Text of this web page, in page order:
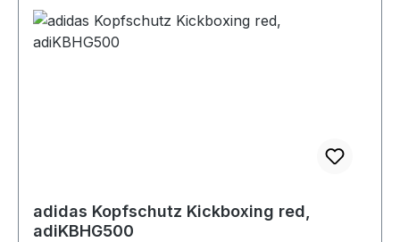
adidas Kopfschutz Kickboxing red,
adiKBHG500